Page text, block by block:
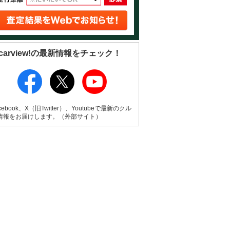
の最新情報をチェック！
、X（旧Twitter）、Youtubeで最新のクル
報をお届けします。（外部サイト）